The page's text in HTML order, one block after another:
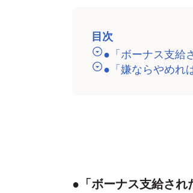
目次
●「ボーナス支給
●「嫌ならやめれ
●「ボーナス支給され